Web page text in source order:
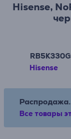
Hisense,
Hisense
Все товары